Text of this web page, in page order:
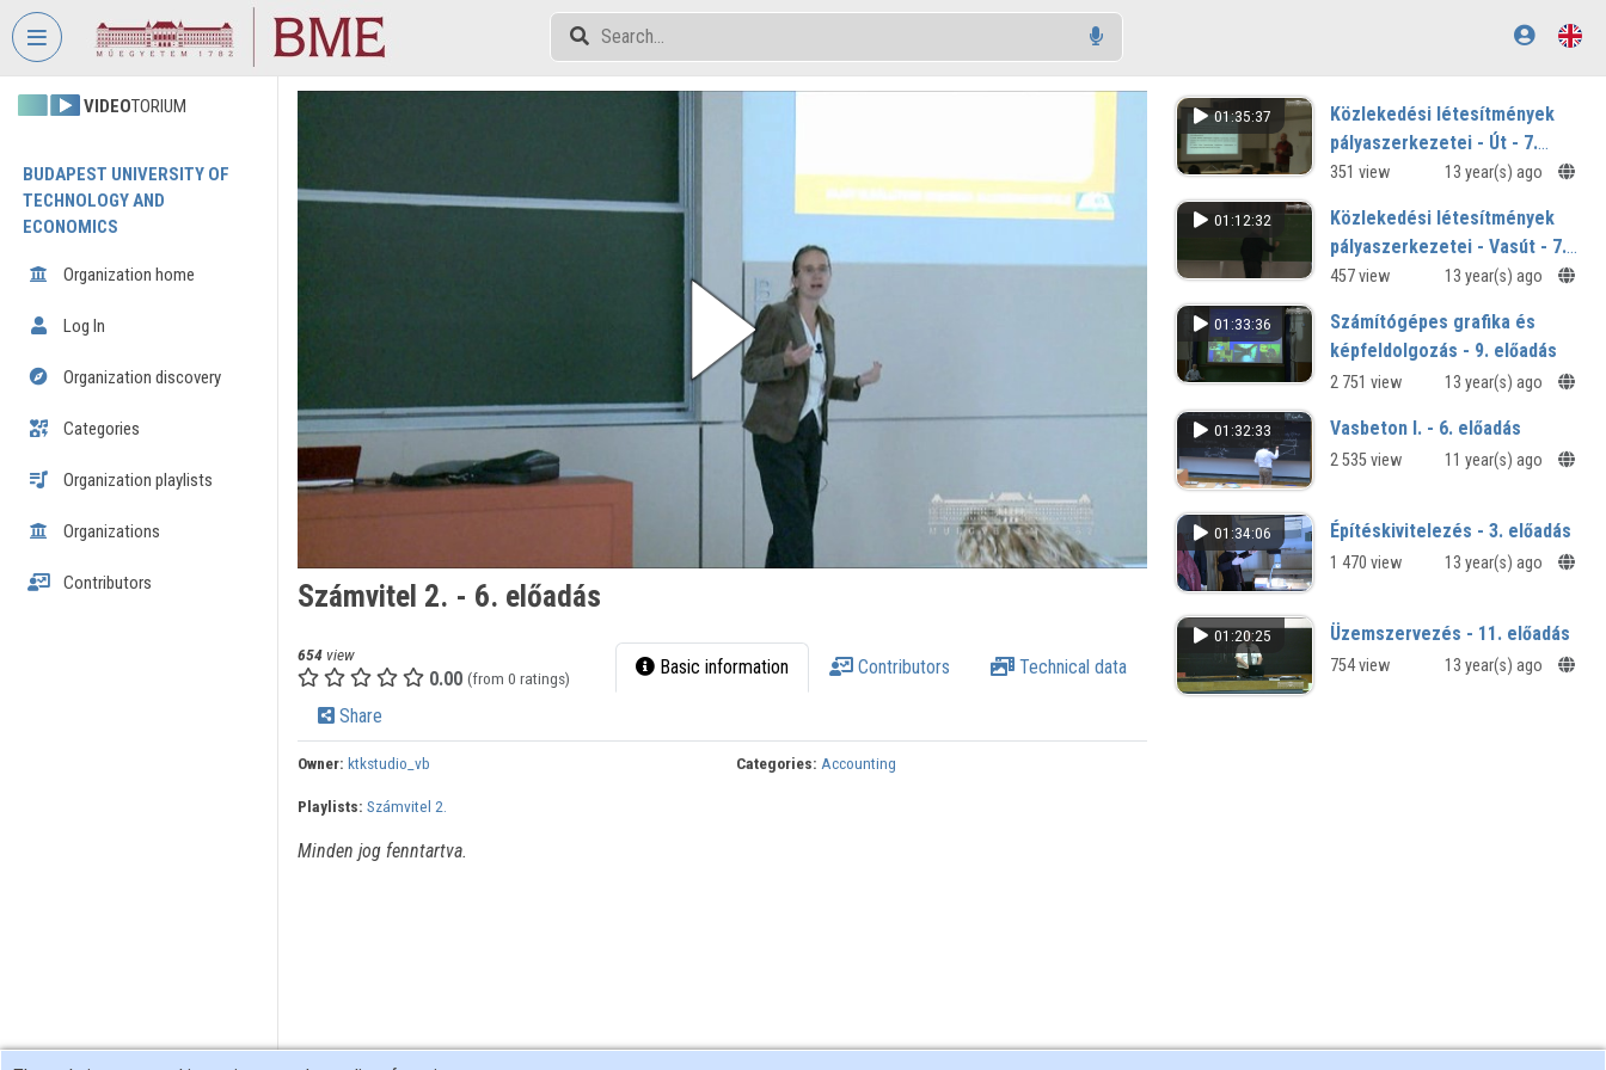
Skip header Skip menu
VIDEOTORIUM
BUDAPEST UNIVERSITY OF
TECHNOLOGY AND
ECONOMICS
Organization home
Log In
Organization discovery
Categories
Organization playlists
Organizations
Contributors Számvitel 2. - 6. előadás
654view
0.00 (from 0 ratings) Basic information Contributors Technical data
Share
Owner: ktkstudio_vb Categories: Accounting
Playlists: Számvitel 2.
Minden jog fenntartva.
01:35:37
Közlekedési létesítmények
pályaszerkezetei - Út - 7.
előadás
351 view 13 year(s) ago
01:12:32
Közlekedési létesítmények
pályaszerkezetei - Vasút - 7.
előadás
457 view 13 year(s) ago
01:33:36
Számítógépes grafika és
képfeldolgozás - 9. előadás
2 751 view 13 year(s) ago
01:32:33 Vasbeton I. - 6. előadás
2 535 view 11 year(s) ago
01:34:06 Építéskivitelezés - 3. előadás
1 470 view 13 year(s) ago
01:20:25 Üzemszervezés - 11. előadás
754 view 13 year(s) ago